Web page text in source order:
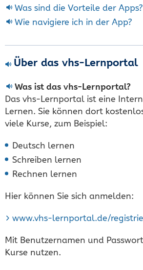
Was sind die Vorteile der Apps?
Wie navigiere ich in der App?
Über das vhs-Lernportal
Was ist das vhs-Lernportal?
Das vhs-Lernportal ist eine
Lernen. Sie können dort
viele Kurse, zum Beispiel:
Deutsch lernen
Schreiben lernen
Rechnen lernen
Hier können Sie sich anmelden:
www.vhs-lernportal.de/
Mit Benutzernamen und
Kurse nutzen.